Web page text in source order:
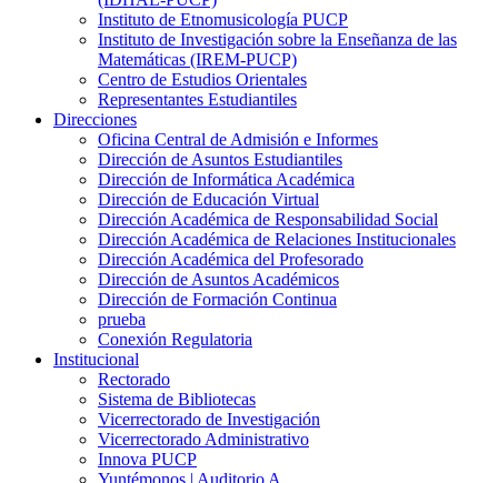
Instituto de Etnomusicología PUCP
Instituto de Investigación sobre la Enseñanza de las
Matemáticas (IREM-PUCP)
Centro de Estudios Orientales
Representantes Estudiantiles
Direcciones
Oficina Central de Admisión e Informes
Dirección de Asuntos Estudiantiles
Dirección de Informática Académica
Dirección de Educación Virtual
Dirección Académica de Responsabilidad Social
Dirección Académica de Relaciones Institucionales
Dirección Académica del Profesorado
Dirección de Asuntos Académicos
Dirección de Formación Continua
prueba
Conexión Regulatoria
Institucional
Rectorado
Sistema de Bibliotecas
Vicerrectorado de Investigación
Vicerrectorado Administrativo
Innova PUCP
Yuntémonos | Auditorio A